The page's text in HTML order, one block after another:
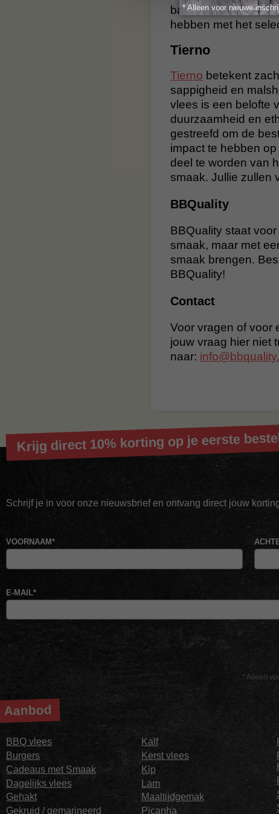
bavette/maanvlees
hebben met het
Tierno
Tierno betekent
sappigheid en
vlees is een belofte
duurzaamheid en
gestreefd om de
impact te hebben
deel te worden van
smaak. Jullie zullen
BBQuality
BBQuality staat
smaak, maar met
smaak brengen.
BBQuality!
Contact
Voor vragen of voor
jouw vraag hier niet
naar:
* Alleen voor nieuwe
Krijg direct 10% korting op je eerste
Schrijf je in voor onze nieuwsbrief en ontvang direct jouw
* Alleen
VOORNAAM*
E-MAIL*
Aanbod
BBQ vlees
Burgers
Cadeaus met Smaak
Dagelijks vlees
Gehakt
Gekruid / gemarineerd
Kalf
Kerst vlees
Kip
Lam
Maaltijdgemak
Picanha